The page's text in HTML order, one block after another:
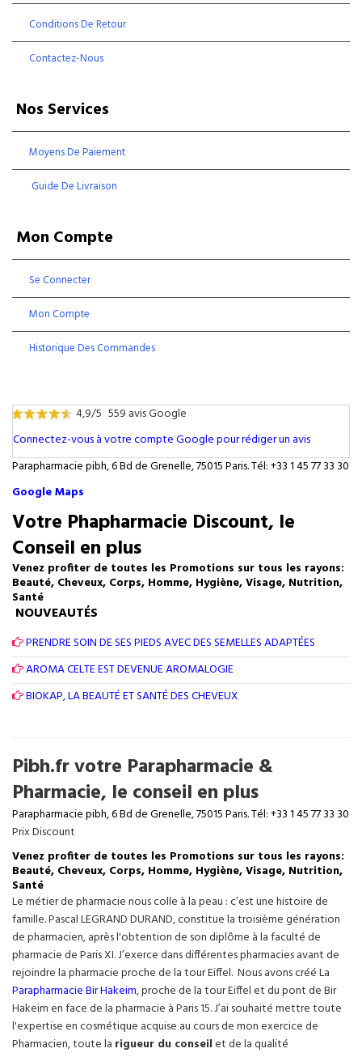
Conditions De Retour
Contactez-Nous
Nos Services
Moyens De Paiement
Guide De Livraison
Mon Compte
Se Connecter
Mon Compte
Historique Des Commandes
4,9/5 559 avis Google
Connectez-vous à votre compte Google pour rédiger un avis
Parapharmacie pibh, 6 Bd de Grenelle, 75015 Paris. Tél: +33 1 45 77 33 30
Google Maps
Votre Phapharmacie Discount, le
Conseil en plus
Venez profiter de toutes les Promotions sur tous les rayons:
Beauté, Cheveux, Corps, Homme, Hygiène, Visage, Nutrition,
Santé
NOUVEAUTÉS
PRENDRE SOIN DE SES PIEDS AVEC DES SEMELLES ADAPTÉES
AROMA CELTE EST DEVENUE AROMALOGIE
BIOKAP, LA BEAUTÉ ET SANTÉ DES CHEVEUX
Pibh.fr votre Parapharmacie &
Pharmacie, le conseil en plus
Parapharmacie pibh, 6 Bd de Grenelle, 75015 Paris. Tél: +33 1 45 77 33 30
Prix Discount
Venez profiter de toutes les Promotions sur tous les rayons:
Beauté, Cheveux, Corps, Homme, Hygiène, Visage, Nutrition,
Santé
Le métier de pharmacie nous colle à la peau : c’est une histoire de
famille. Pascal LEGRAND DURAND, constitue la troisième génération
de pharmacien, après l'obtention de son diplôme à la faculté de
pharmacie de Paris XI. J’exerce dans différentes pharmacies avant de
rejoindre la pharmacie proche de la tour Eiffel. Nous avons créé La
Parapharmacie Bir Hakeim, proche de la tourEiffelet du pont de Bir
Hakeim en face de la pharmacie à Paris 15. J’ai souhaité mettre toute
l'expertise en cosmétique acquise au cours de mon exercice de
Pharmacien, toute la rigueur du conseilet de la qualité